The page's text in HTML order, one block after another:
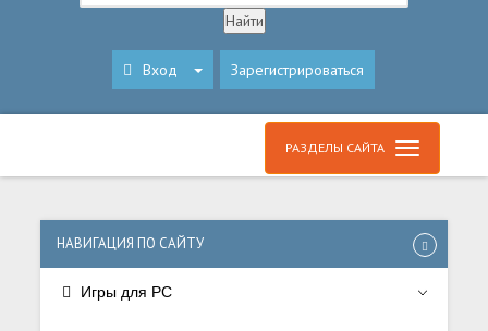
Вход Зарегистрироваться
РАЗДЕЛЫ САЙТА
НАВИГАЦИЯ ПО САЙТУ
Игры для PC